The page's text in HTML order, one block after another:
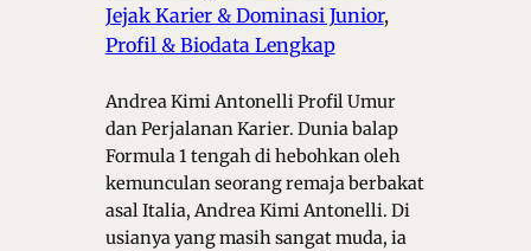
Jejak Karier & Dominasi Junior ,
Profil & Biodata Lengkap
Andrea Kimi Antonelli Profil Umur
dan Perjalanan Karier. Dunia balap
Formula 1 tengah di hebohkan oleh
kemunculan seorang remaja berbakat
asal Italia, Andrea Kimi Antonelli. Di
usianya yang masih sangat muda, ia